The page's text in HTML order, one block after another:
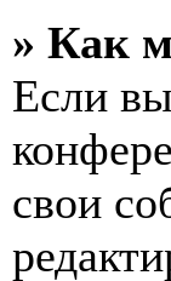
» Как
Если
свои